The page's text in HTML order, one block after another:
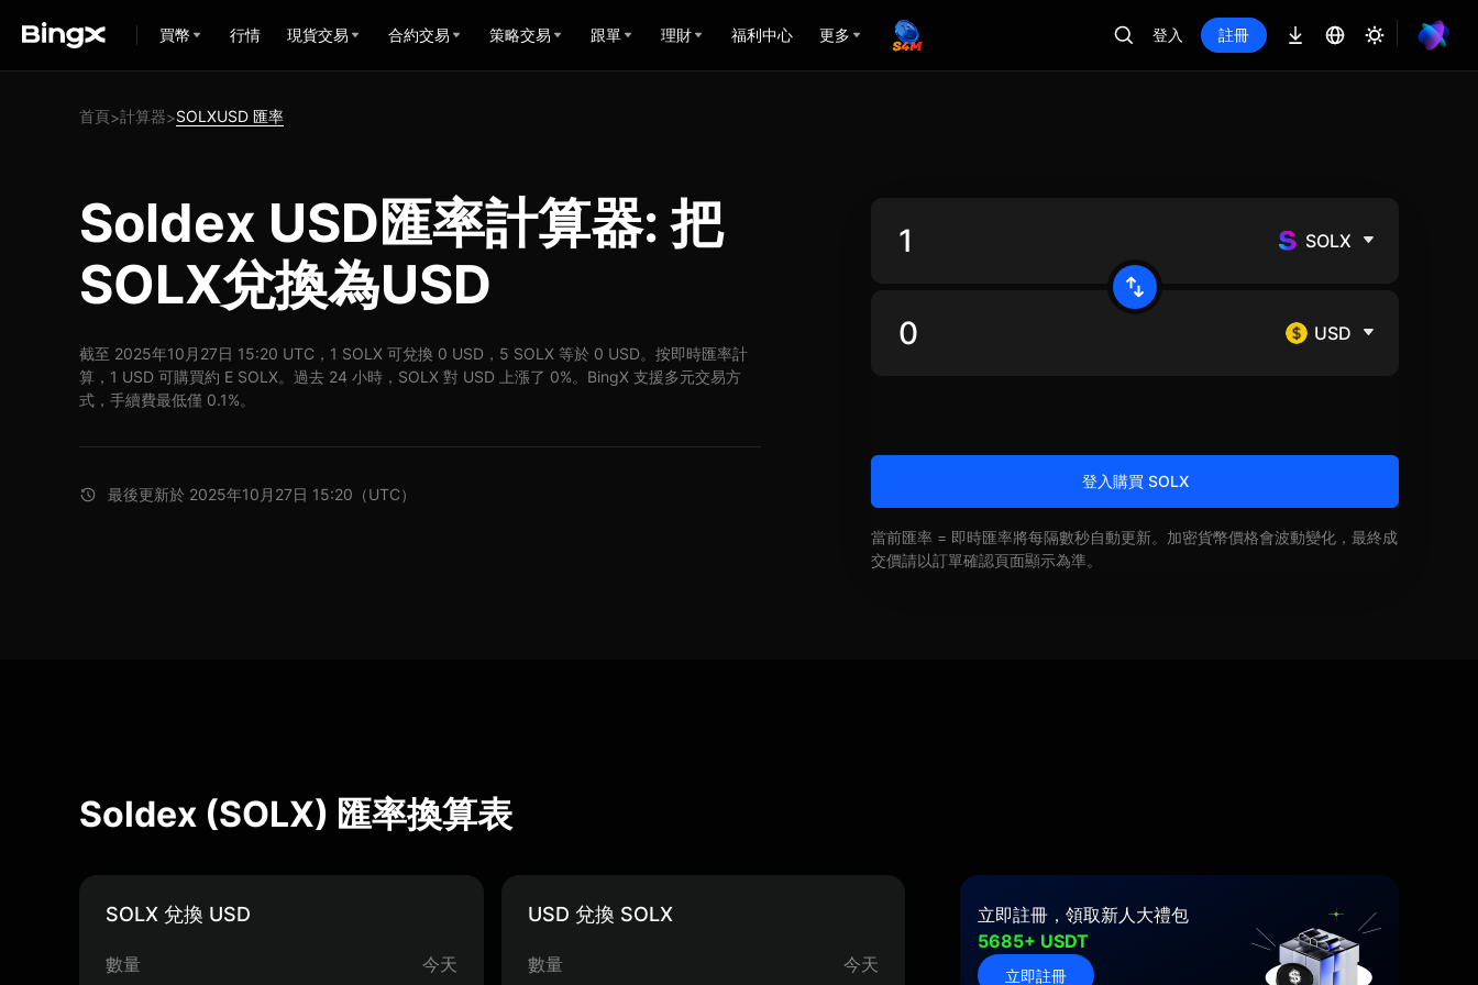
買幣 行情 現貨交易 合約交易 策略交易 跟單 理財 福利中心 更多 登入 註冊
首頁>計算器>SOLXUSD 匯率
Soldex USD匯率計算器: 把
SOLX兌換為USD
截至 2025年10月27日 15:20 UTC，1 SOLX 可兌換 0 USD，5 SOLX 等於 0 USD。按即時匯率計
算，1 USD 可購買約 E SOLX。過去 24 小時，SOLX 對 USD 上漲了 0%。BingX 支援多元交易方
式，手續費最低僅 0.1%。
最後更新於 2025年10月27日 15:20（UTC）
SOLX
USD
登入購買 SOLX
當前匯率 = 即時匯率將每隔數秒自動更新。加密貨幣價格會波動變化，最終成
交價請以訂單確認頁面顯示為準。
Soldex (SOLX) 匯率換算表
SOLX 兌換 USD
數量 今天
USD 兌換 SOLX
數量 今天
立即註冊，領取新人大禮包
5685+ USDT
立即註冊